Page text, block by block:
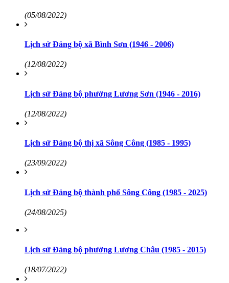
(05/08/2022)
Lịch sử Đảng bộ xã Bình Sơn (1946 - 2006)
(12/08/2022)
Lịch sử Đảng bộ phường Lương Sơn (1946 - 2016)
(12/08/2022)
Lịch sử Đảng bộ thị xã Sông Công (1985 - 1995)
(23/09/2022)
Lịch sử Đảng bộ thành phố Sông Công (1985 - 2025)
(24/08/2025)
Lịch sử Đảng bộ phường Lương Châu (1985 - 2015)
(18/07/2022)